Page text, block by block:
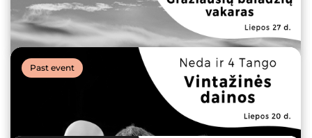
Petreikis
24 August, 2023
SUMMER STORIES | „Purpurinis vakaras“ Įžanga:
Aidas Giniotis, Vladas Bagdonas ir Audrius Balsys
10 August, 2023
Past event